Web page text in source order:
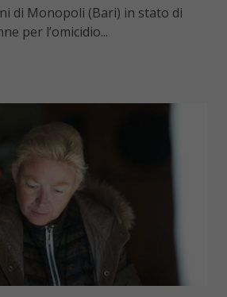
di Monopoli (Bari) in stato di
per l’omicidio...